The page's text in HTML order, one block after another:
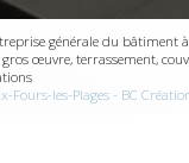
générale du bâtiment
œuvre, terrassement,
Fours-les-Plages - BC